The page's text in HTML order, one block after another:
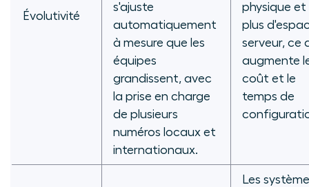
Évolutivité
s'ajuste
automatiquement
à mesure que les
équipes
grandissent, avec
la prise en charge
de plusieurs
numéros locaux et
internationaux.
physique et
plus
serveur, ce
augmente
coût et le
temps de
Les